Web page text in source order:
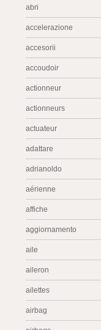
abri
accelerazione
accesorii
accoudoir
actionneur
actionneurs
actuateur
adattare
adrianoldo
aérienne
affiche
aggiornamento
aile
aileron
ailettes
airbag